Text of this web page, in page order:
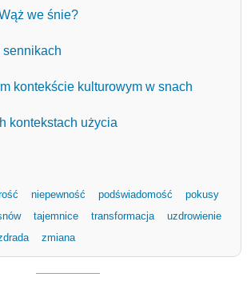
we śnie?
kontekście kulturowym w snach
kontekstach użycia
niepewność podświadomość
pokusy
tajemnice transformacja
uzdrowienie
zmiana